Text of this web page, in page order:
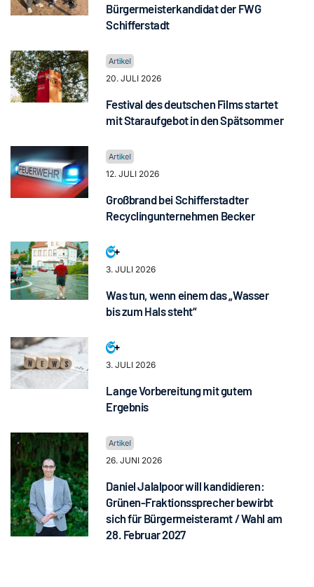
Bürgermeisterkandidat der FWG
Schifferstadt
20. JULI 2026
Festival des deutschen Films startet
mit Staraufgebot in den Spätsommer
12. JULI 2026
Großbrand bei Schifferstadter
Recyclingunternehmen Becker
3. JULI 2026
Was tun, wenn einem das „Wasser
bis zum Hals steht“
3. JULI 2026
Lange Vorbereitung mit gutem
Ergebnis
26. JUNI 2026
Daniel Jalalpoor will kandidieren:
Grünen-Fraktionssprecher bewirbt
sich für Bürgermeisteramt / Wahl am
28. Februar 2027